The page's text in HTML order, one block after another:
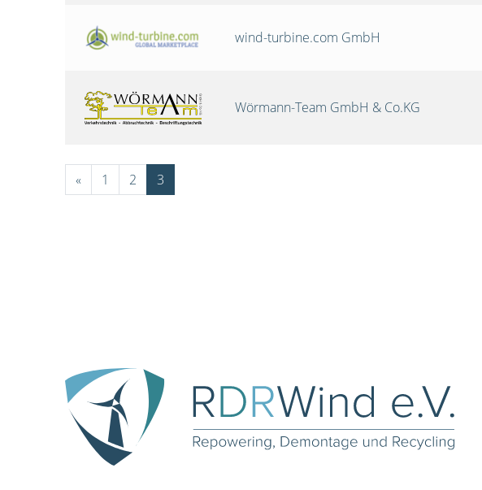
wind-turbine.com GmbH
Wörmann-Team GmbH & Co.KG
« 1 2 3